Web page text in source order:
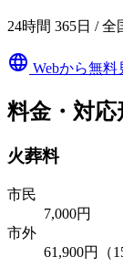
24時間 365日 / 全
language Webから無料
料金・対応
火葬料
市民
7,000円
市外
61,900円（